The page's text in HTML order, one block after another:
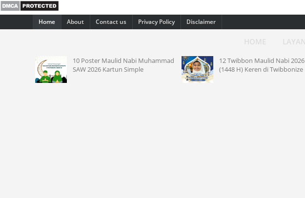
Home About Contact us Privacy Policy Disclaimer
10 Poster Maulid Nabi Muhammad
SAW 2026 Kartun Simple
12 Twibbon Maulid Nabi 2026
(1448 H) Keren di Twibbonize